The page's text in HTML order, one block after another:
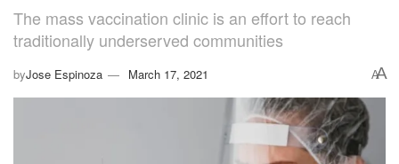
The mass vaccination clinic is an effort to reach
traditionally underserved communities
byJose Espinoza March 17, 2021 AA